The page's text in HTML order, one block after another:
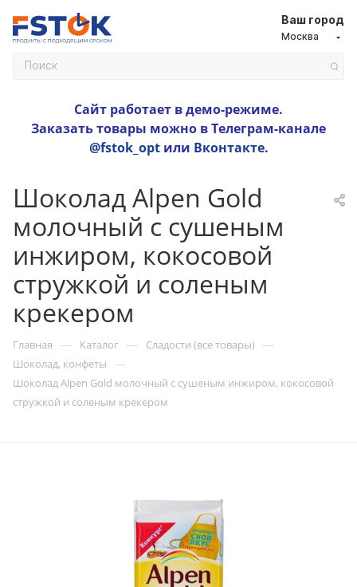
Ваш город
Москва
Сайт работает в демо-режиме.
Заказать товары можно в Телеграм-канале
@fstok_optили Вконтакте.
Шоколад Alpen Gold
молочный c сушеным
инжиром, кокосовой
стружкой и соленым
крекером
Главная — Каталог — Сладости (все товары) —
Шоколад, конфеты —
Шоколад Alpen Gold молочный c сушеным инжиром, кокосовой
стружкой и соленым крекером